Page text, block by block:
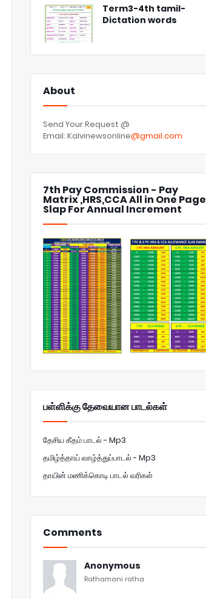
Term3-4th tamil-
Dictation words
About
Send Your Request @
Email: Kalvinewsonline@gmail.com
7th Pay Commission - Pay
Matrix ,HRS,CCA All in One Page
Slap For Annual Increment
பள்ளிக்கு தேவையான பாடல்கள்
தேசிய கீதம் பாடல் - Mp3
தமிழ்த்தாய் வாழ்த்துப்பாடல் - Mp3
தாயின் மணிக்கொடி பாடல் வரிகள்
Comments
Anonymous
Rathamani ratha